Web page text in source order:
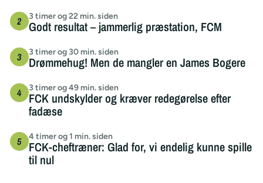
3 timer og 22 min. siden
Godt resultat – jammerlig præstation, FCM
3 timer og 30 min. siden
Drømmehug! Men de mangler en James Bogere
3 timer og 49 min. siden
FCK undskylder og kræver redegørelse efter
fadæse
4 timer og 1 min. siden
FCK-cheftræner: Glad for, vi endelig kunne spille
til nul